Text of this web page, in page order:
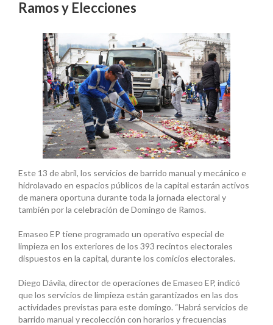
Ramos y Elecciones
Este 13 de abril, los servicios de barrido manual y mecánico e
hidrolavado en espacios públicos de la capital estarán activos
de manera oportuna durante toda la jornada electoral y
también por la celebración de Domingo de Ramos.
Emaseo EP tiene programado un operativo especial de
limpieza en los exteriores de los 393 recintos electorales
dispuestos en la capital, durante los comicios electorales.
Diego Dávila, director de operaciones de Emaseo EP, indicó
que los servicios de limpieza están garantizados en las dos
actividades previstas para este domingo. “Habrá servicios de
barrido manual y recolección con horarios y frecuencias